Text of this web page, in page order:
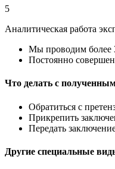
5
Аналитическая работа
Мы проводим более
Постоянно
Что делать с
Обратиться с
Прикрепить
Передать
Другие специальные